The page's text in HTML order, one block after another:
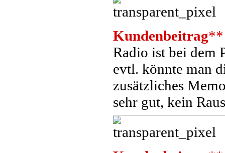
Kundenbeitrag**
Radio ist bei dem
evtl. könnte man
zusätzliches
sehr gut, kein